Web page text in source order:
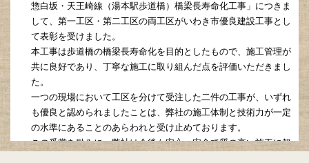
惣白坂・天王崎線（湯本駅歩道橋）橋梁長寿命化工事」につきま
して、第一工区・第二工区の両工区がいわき市優良建設工事とし
て表彰を受けました。
本工事は歩道橋の橋梁長寿命化を目的としたもので、施工管理が
共に良好であり、丁寧な施工に取り組んだ点を評価いただきまし
た。
一つの現場において工区を分けて受注した二件の工事が、いずれ
も優良と認められましたことは、弊社の施工体制と技術力が一定
の水準にあることのあらわれと受け止めております。
この受賞を励みに、弊社は今後も安心・安全で質の高い施工に努